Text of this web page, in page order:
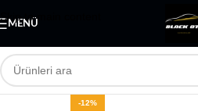
Skip to main content
MENÜ
-12%